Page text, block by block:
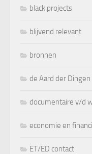
black projects
blijvend relevant
bronnen
de Aard der Dingen
documentaire v/d
economie en
ET/ED contact